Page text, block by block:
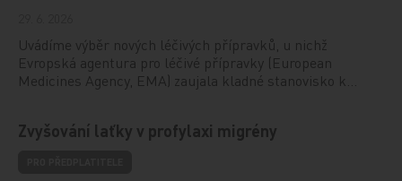
Uvádíme výběr nových léčivých přípravků, u nichž
Evropská agentura pro léčivé přípravky (European
Medicines Agency, EMA) zaujala kladné stanovisko k…
Zvyšování laťky v profylaxi migrény